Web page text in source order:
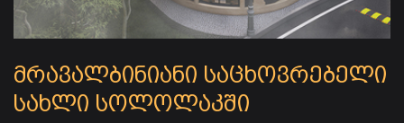
მრავალბინიანი საცხოვრებელი
სახლი სოლოლაკში